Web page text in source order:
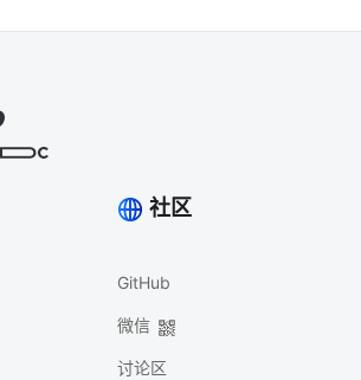
社区
GitHub
微信
讨论区